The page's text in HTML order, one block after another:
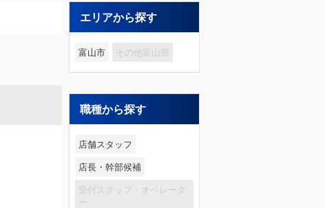
エリアから探す
富山市 その他富山県
職種から探す
店舗スタッフ
店長・幹部候補
受付スタッフ・オペレータ
ー